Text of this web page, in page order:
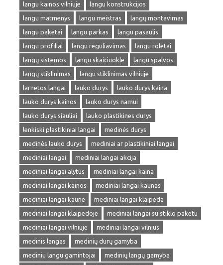
langu kainos vilniuje
langu konstrukcijos
langu matmenys
langu meistras
langų montavimas
langu paketai
langu parkas
langu pasaulis
langu profiliai
langu reguliavimas
langu roletai
langų sistemos
langu skaiciuokle
langu spalvos
langų stiklinimas
langu stiklinimas vilniuje
larnetos langai
lauko durys
lauko durys kaina
lauko durys kainos
lauko durys namui
lauko durys siauliai
lauko plastikines durys
lenkiski plastikiniai langai
medinės durys
medinės lauko durys
mediniai ar plastikiniai langai
mediniai langai
mediniai langai akcija
mediniai langai alytus
mediniai langai kaina
mediniai langai kainos
mediniai langai kaunas
mediniai langai kaune
mediniai langai klaipeda
mediniai langai klaipedoje
mediniai langai su stiklo paketu
mediniai langai vilniuje
mediniai langai vilnius
medinis langas
medinių durų gamyba
mediniu langu gamintojai
medinių langų gamyba